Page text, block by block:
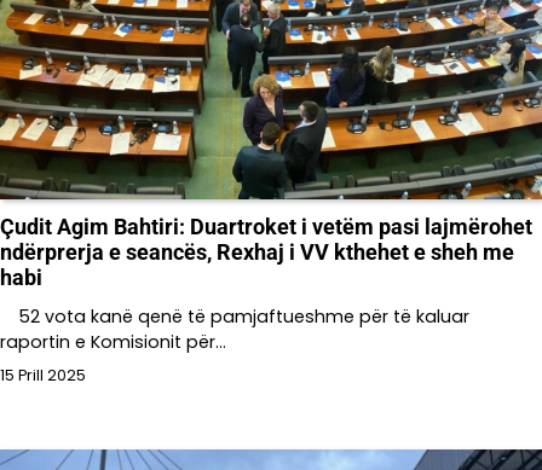
Çudit Agim Bahtiri: Duartroket i vetëm pasi lajmërohet
ndërprerja e seancës, Rexhaj i VV kthehet e sheh me
habi
52 vota kanë qenë të pamjaftueshme për të kaluar
raportin e Komisionit për…
15 Prill 2025